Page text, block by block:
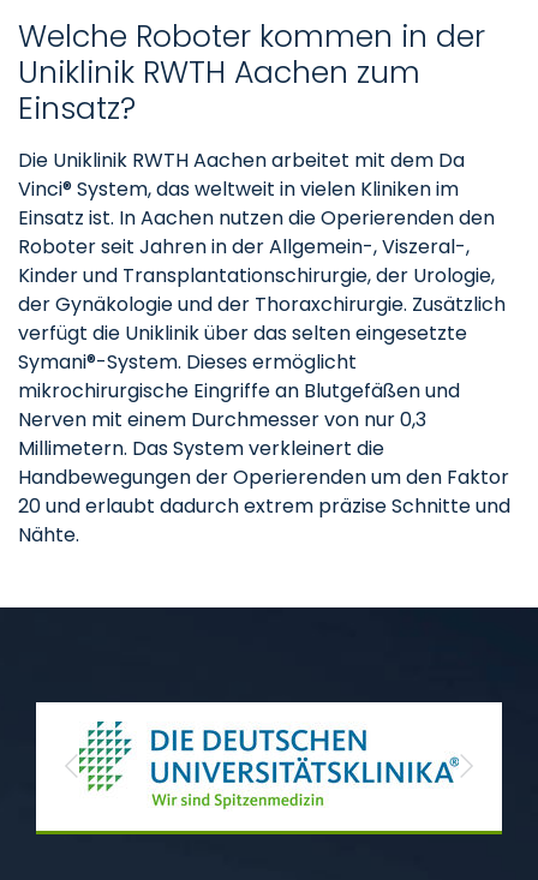
Welche Roboter kommen in der
Uniklinik RWTH Aachen zum
Einsatz?
Die Uniklinik RWTH Aachen arbeitet mit dem Da
Vinci® System, das weltweit in vielen Kliniken im
Einsatz ist. In Aachen nutzen die Operierenden den
Roboter seit Jahren in der Allgemein-, Viszeral-,
Kinder und Transplantationschirurgie, der Urologie,
der Gynäkologie und der Thoraxchirurgie. Zusätzlich
verfügt die Uniklinik über das selten eingesetzte
Symani®-System. Dieses ermöglicht
mikrochirurgische Eingriffe an Blutgefäßen und
Nerven mit einem Durchmesser von nur 0,3
Millimetern. Das System verkleinert die
Handbewegungen der Operierenden um den Faktor
20 und erlaubt dadurch extrem präzise Schnitte und
Nähte.
Previous Next